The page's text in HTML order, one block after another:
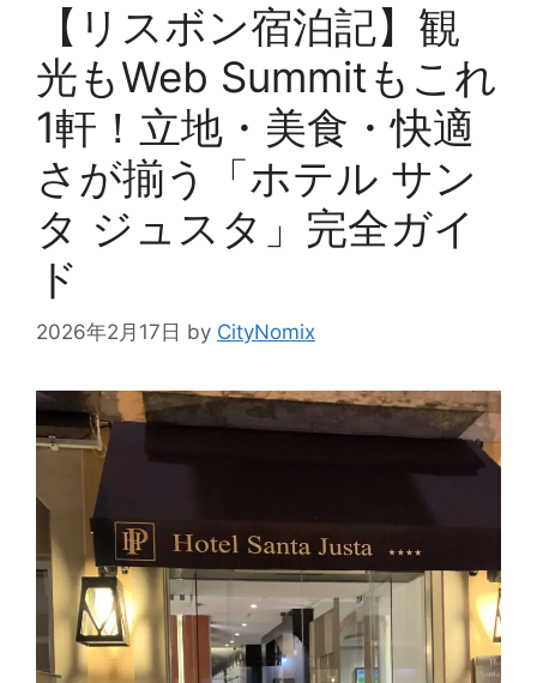
【リスボン宿泊記】観
光もWeb Summitもこれ
1軒！立地・美食・快適
さが揃う「ホテル サン
タ ジュスタ」完全ガイ
ド
2026年2月17日 by CityNomix